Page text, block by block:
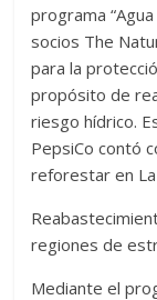
programa
socios The
para la
propósito de
riesgo hídrico.
PepsiCo contó
reforestar en
regiones de
Mediante el